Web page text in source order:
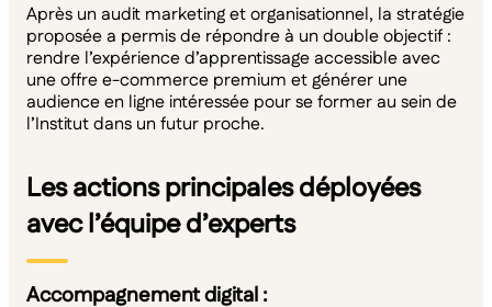
Après un audit marketing et organisationnel, la stratégie
proposée a permis de répondre à un double objectif :
rendre l’expérience d’apprentissage accessible avec
une offre e-commerce premium et générer une
audience en ligne intéressée pour se former au sein de
l’Institut dans un futur proche.
Les actions principales déployées
avec l’équipe d’experts
Accompagnement digital :